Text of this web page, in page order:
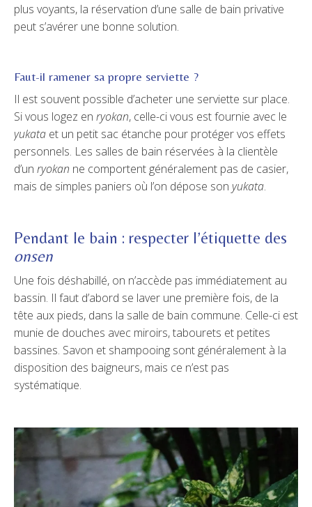
plus voyants, la réservation d’une salle de bain privative
peut s’avérer une bonne solution.
Faut-il ramener sa propre serviette ?
Il est souvent possible d’acheter une serviette sur place.
Si vous logez en ryokan, celle-ci vous est fournie avec le
yukata et un petit sac étanche pour protéger vos effets
personnels. Les salles de bain réservées à la clientèle
d’un ryokan ne comportent généralement pas de casier,
mais de simples paniers où l’on dépose son yukata.
Pendant le bain : respecter l’étiquette des
onsen
Une fois déshabillé, on n’accède pas immédiatement au
bassin. Il faut d’abord se laver une première fois, de la
tête aux pieds, dans la salle de bain commune. Celle-ci est
munie de douches avec miroirs, tabourets et petites
bassines. Savon et shampooing sont généralement à la
disposition des baigneurs, mais ce n’est pas
systématique.